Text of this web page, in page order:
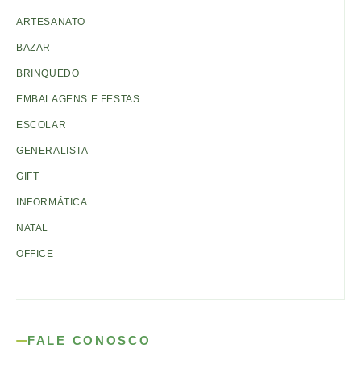
ARTESANATO
BAZAR
BRINQUEDO
EMBALAGENS E FESTAS
ESCOLAR
GENERALISTA
GIFT
INFORMÁTICA
NATAL
OFFICE
FALE CONOSCO